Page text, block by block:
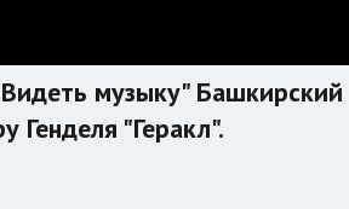
музыку" Башкирский
Генделя "Геракл".